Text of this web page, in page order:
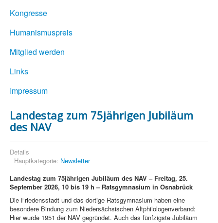
Kongresse
Humanismuspreis
Mitglied werden
Links
Impressum
Landestag zum 75jährigen Jubiläum
des NAV
Details
Hauptkategorie: Newsletter
Landestag zum 75jährigen Jubiläum des NAV – Freitag, 25.
September 2026, 10 bis 19 h – Ratsgymnasium in Osnabrück
Die Friedensstadt und das dortige Ratsgymnasium haben eine
besondere Bindung zum Niedersächsischen Altphilologenverband:
Hier wurde 1951 der NAV gegründet. Auch das fünfzigste Jubiläum